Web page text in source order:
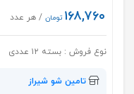
۱۶۸,۷۶۰ تومان / هر عدد
نوع فروش : بسته ۱۲ عددی
تامین شو شیراز